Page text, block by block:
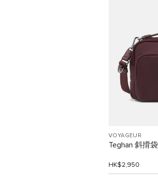
VOYAGEUR
Teghan 斜揹袋
HK$2,950